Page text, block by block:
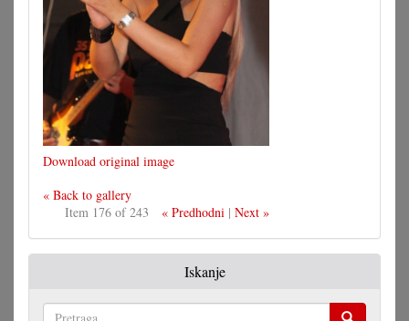
Download original image
« Back to gallery
Item 176 of 243
« Predhodni | Next »
Iskanje